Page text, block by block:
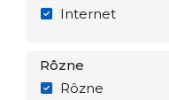
Internet
Rôzne
Rôzne